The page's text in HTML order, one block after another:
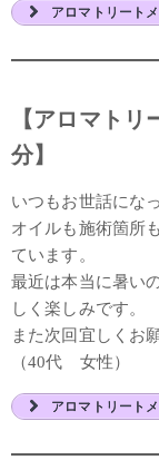
アロマトリート
【アロマト
分】
いつもお世話にな
オイルも施術箇所
ています。
最近は本当に暑い
しく楽しみです。
また次回宜しくお
（40代 女性）
アロマトリート